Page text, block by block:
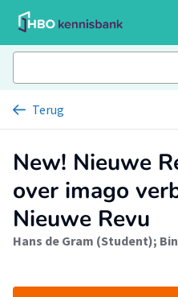
Terug
New! Nieuwe
over imago
Nieuwe Revu
Hans de Gram (Student);